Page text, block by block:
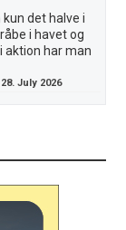
det halve i
i havet og
aktion har man
28. July 2026